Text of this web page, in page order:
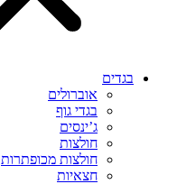
בגדים
אוברולים
בגדי גוף
ג’ינסים
חולצות
חולצות מכופתרות
חצאיות